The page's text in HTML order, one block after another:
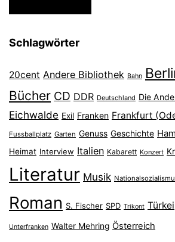
Schlagwörter
20cent Andere Bibliothek Bahn
Bücher CD DDR Deutschland Die
Eichwalde Exil Franken Frankfurt
Fussballplatz Garten Genuss Geschichte
Heimat Interview Italien Kabarett Konzert
Literatur Musik
Roman S. Fischer SPD Trikont Türkei
Unterfranken Walter Mehring Österreich